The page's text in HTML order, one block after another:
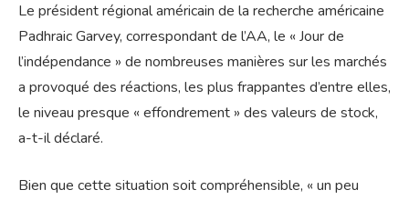
Le président régional américain de la recherche américaine
Padhraic Garvey, correspondant de l’AA, le « Jour de
l’indépendance » de nombreuses manières sur les marchés
a provoqué des réactions, les plus frappantes d’entre elles,
le niveau presque « effondrement » des valeurs de stock,
a-t-il déclaré.
Bien que cette situation soit compréhensible, « un peu